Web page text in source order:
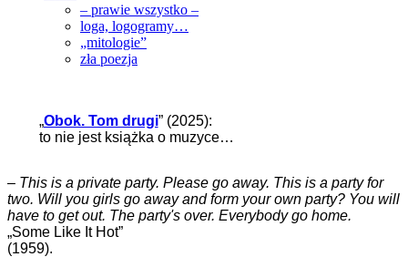
– prawie wszystko –
loga, logogramy…
„mitologie”
zła poezja
„Obok. Tom drugi” (2025):
to nie jest książka o muzyce…
– This is a private party. Please go away. This is a party for
two. Will you girls go away and form your own party? You will
have to get out. The party's over. Everybody go home.
„Some Like It Hot”
(1959).